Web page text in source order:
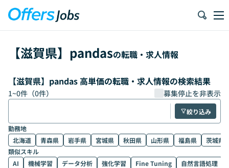
【滋賀県】 pandasの転職・求人情報
【滋賀県】pandas 高単価の転職・求人情報の検索結果
1~0件（0件） 募集停止を非表示
絞り込み
勤務地
北海道
青森県 岩手県 宮城県 秋田県 山形県 福島県
茨城県
類似スキル
AI
機械学習 データ分析 強化学習 Fine Tuning 自然言語処理